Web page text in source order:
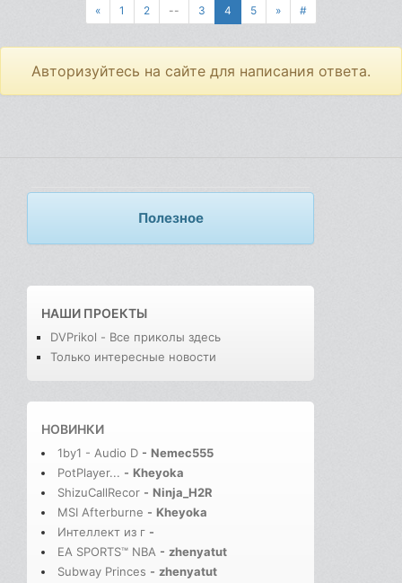
« 1 2 -- 3 4 5 » #
Авторизуйтесь на сайте для написания ответа.
Полезное
НАШИ ПРОЕКТЫ
DVPrikol - Все приколы здесь
Только интересные новости
НОВИНКИ
1by1 - Audio D - Nemec555
PotPlayer... - Kheyoka
ShizuCallRecor - Ninja_H2R
MSI Afterburne - Kheyoka
Интеллект из г -
EA SPORTS™ NBA - zhenyatut
Subway Princes - zhenyatut